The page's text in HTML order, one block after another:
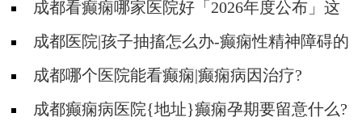
哪些护理问题?
成都看癫痫哪家医院好「2026年度公布」这
些常见的食物能帮助癫痫治疗!
成都医院|孩子抽搐怎么办-癫痫性精神障碍的
护理措施有哪些?
成都哪个医院能看癫痫|癫痫病因治疗?
成都癫痫病医院{地址}癫痫孕期要留意什么?